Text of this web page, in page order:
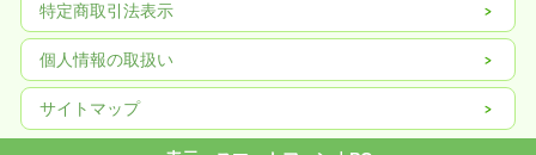
特定商取引法表示
個人情報の取扱い
サイトマップ